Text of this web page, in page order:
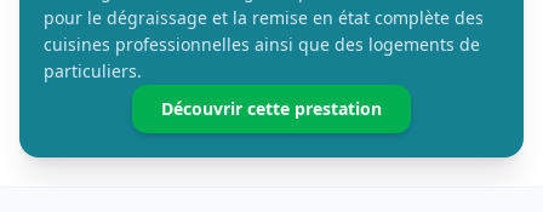
pour le dégraissage et la remise en état complète des
cuisines professionnelles ainsi que des logements de
particuliers.
Découvrir cette prestation